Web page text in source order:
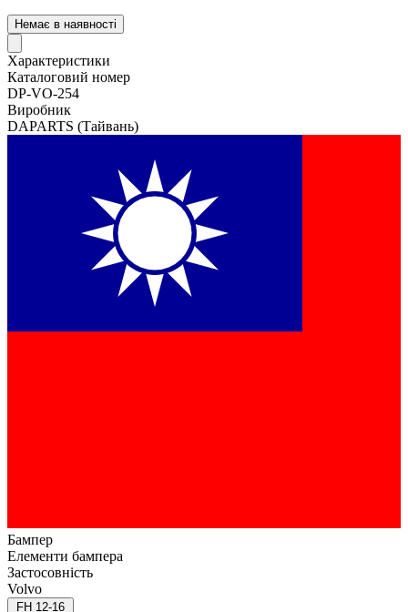
Немає в наявності
Характеристики
Каталоговий номер
DP-VO-254
Виробник
DAPARTS (Тайвань)
Бампер
Елементи бампера
Застосовність
Volvo